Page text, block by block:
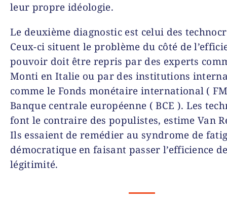
leur propre idéologie.
Le deuxième diagnostic est celui des
Ceux-ci situent le problème du côté de
pouvoir doit être repris par des experts
Monti en Italie ou par des institutions
comme le Fonds monétaire international (
Banque centrale européenne ( BCE ). Les
font le contraire des populistes, estime Van
Ils essaient de remédier au syndrome de
démocratique en faisant passer l’efficience
légitimité.